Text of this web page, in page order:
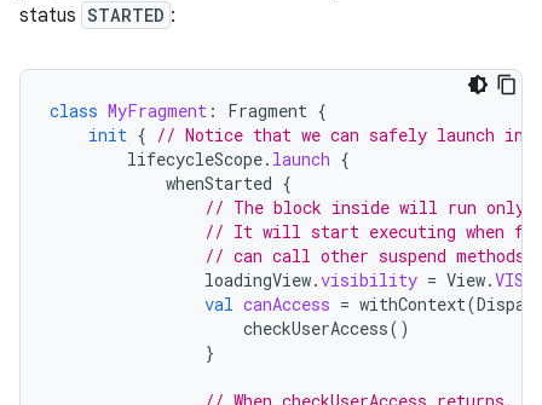
status STARTED :
class MyFragment : Fragment {
init { // Notice that we can safely launch in
lifecycleScope. launch {
whenStarted {
// The block inside will run only
// It will start executing when
// can call other suspend methods.
loadingView.visibility = View.
val canAccess = withContext(
checkUserAccess()
}